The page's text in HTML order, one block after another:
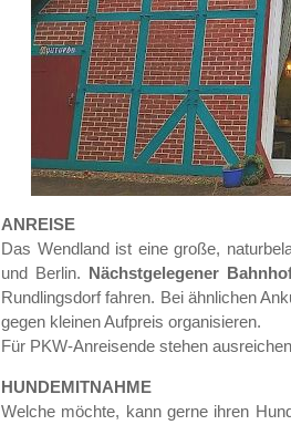
ANREISE
Das Wendland ist eine große,
und Berlin. Nächstgelegener
Rundlingsdorf fahren. Bei ähnlichen
gegen kleinen Aufpreis organisieren.
Für PKW-Anreisende stehen
HUNDEMITNAHME
Welche möchte, kann gerne ihren